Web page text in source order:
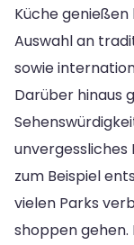
Küche
Auswahl an
sowie
Darüber hinaus
unvergessliches
zum Beispiel
vielen Parks
shoppen